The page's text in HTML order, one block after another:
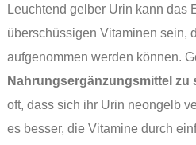
Leuchtend gelber Urin kann das
überschüssigen Vitaminen sein,
aufgenommen werden können.
Nahrungsergänzungsmittel zu
oft, dass sich ihr Urin neongelb
es besser, die Vitamine durch